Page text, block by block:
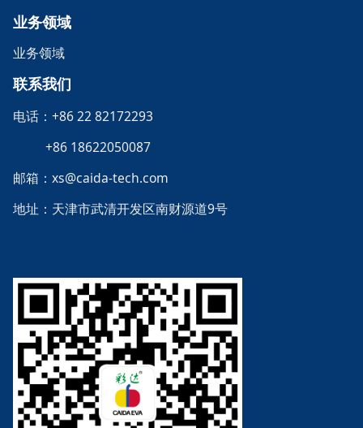
业务领域
业务领域
联系我们
电话：+86 22 82172293
+86 18622050087
邮箱：xs@caida-tech.com
地址：天津市武清开发区南财源道9号